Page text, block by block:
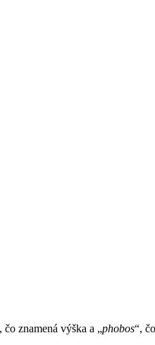
čo znamená výška a „phobos“,